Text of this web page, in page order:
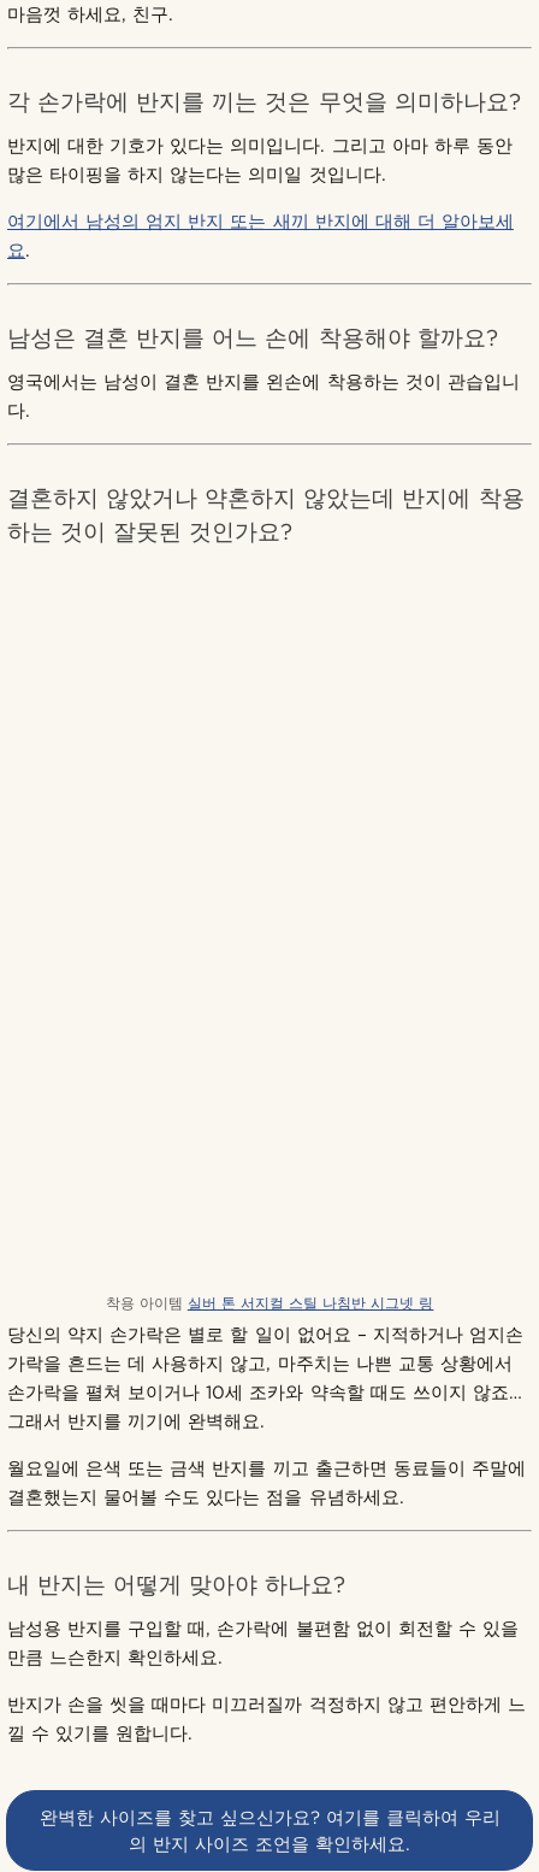
마음껏 하세요, 친구.
각 손가락에 반지를 끼는 것은 무엇을 의미하나요?
반지에 대한 기호가 있다는 의미입니다. 그리고 아마 하루 동안
많은 타이핑을 하지 않는다는 의미일 것입니다.
여기에서 남성의 엄지 반지 또는 새끼 반지에 대해 더 알아보세
요.
남성은 결혼 반지를 어느 손에 착용해야 할까요?
영국에서는 남성이 결혼 반지를 왼손에 착용하는 것이 관습입니
다.
결혼하지 않았거나 약혼하지 않았는데 반지에 착용
하는 것이 잘못된 것인가요?
착용 아이템 실버 톤 서지컬 스틸 나침반 시그넷 링
당신의 약지 손가락은 별로 할 일이 없어요 – 지적하거나 엄지손
가락을 흔드는 데 사용하지 않고, 마주치는 나쁜 교통 상황에서
손가락을 펼쳐 보이거나 10세 조카와 약속할 때도 쓰이지 않죠…
그래서 반지를 끼기에 완벽해요.
월요일에 은색 또는 금색 반지를 끼고 출근하면 동료들이 주말에
결혼했는지 물어볼 수도 있다는 점을 유념하세요.
내 반지는 어떻게 맞아야 하나요?
남성용 반지를 구입할 때, 손가락에 불편함 없이 회전할 수 있을
만큼 느슨한지 확인하세요.
반지가 손을 씻을 때마다 미끄러질까 걱정하지 않고 편안하게 느
낄 수 있기를 원합니다.
완벽한 사이즈를 찾고 싶으신가요? 여기를 클릭하여 우리
의 반지 사이즈 조언을 확인하세요.